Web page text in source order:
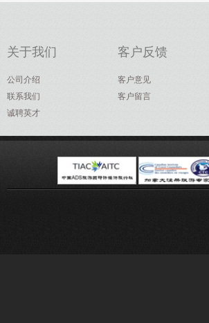
关于我们
公司介绍
联系我们
诚聘英才
客户反馈
客户意见
客户留言